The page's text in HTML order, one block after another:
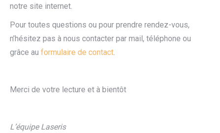
notre site internet.
Pour toutes questions ou pour prendre rendez-vous,
n’hésitez pas à nous contacter par mail, téléphone ou
grâce au formulaire de contact.
Merci de votre lecture et à bientôt
L’équipe Laseris